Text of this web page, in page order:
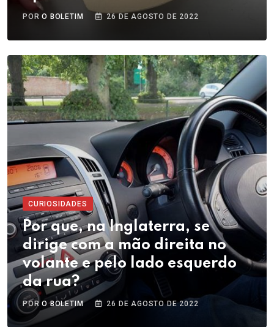
PORO BOLETIM 26 DE AGOSTO DE 2022
CURIOSIDADES
Por que, na Inglaterra, se
dirige com a mão direita no
volante e pelo lado esquerdo
da rua?
PORO BOLETIM 26 DE AGOSTO DE 2022